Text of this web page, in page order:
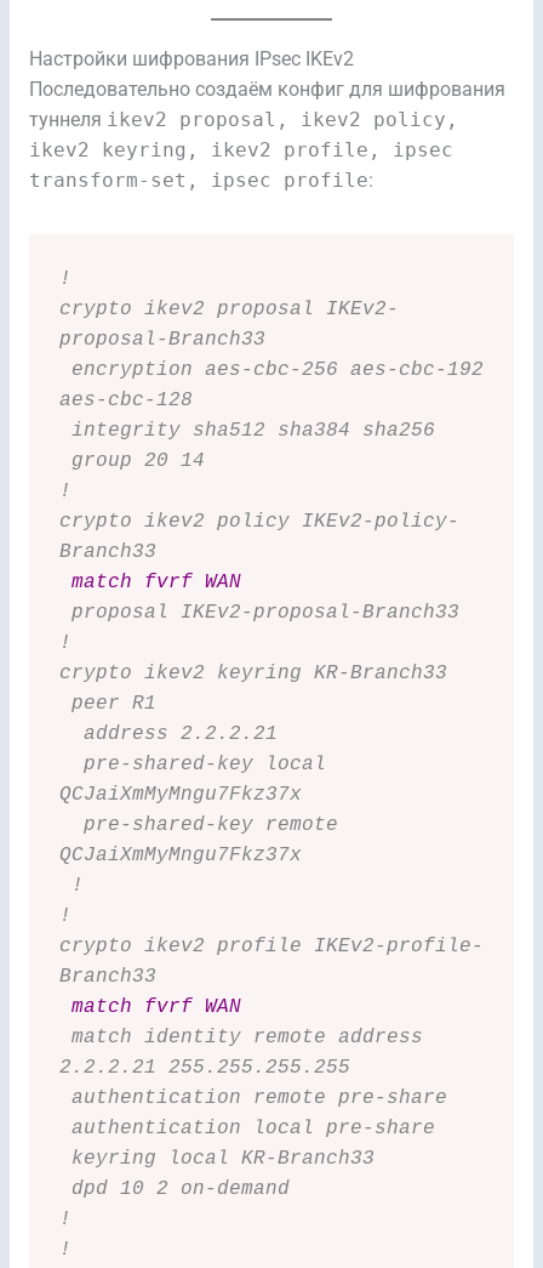
Настройки шифрования IPsec IKEv2
Последовательно создаём конфиг для шифрования
туннеля ikev2 proposal, ikev2 policy,
ikev2 keyring, ikev2 profile, ipsec
transform-set, ipsec profile:
!
crypto ikev2 proposal IKEv2-
proposal-Branch33
aes-cbc-128
integrity sha512 sha384 sha256
group 20 14
!
crypto ikev2 policy IKEv2-policy-
Branch33
match fvrf WAN
proposal IKEv2-proposal-Branch33
!
crypto ikev2 keyring KR-Branch33
peer R1
  address 2.2.2.21
QCJaiXmMyMngu7Fkz37x
QCJaiXmMyMngu7Fkz37x
!
!
crypto ikev2 profile IKEv2-profile-
Branch33
match fvrf WAN
2.2.2.21 255.255.255.255
authentication remote pre-share
authentication local pre-share
keyring local KR-Branch33
dpd 10 2 on-demand
!
!